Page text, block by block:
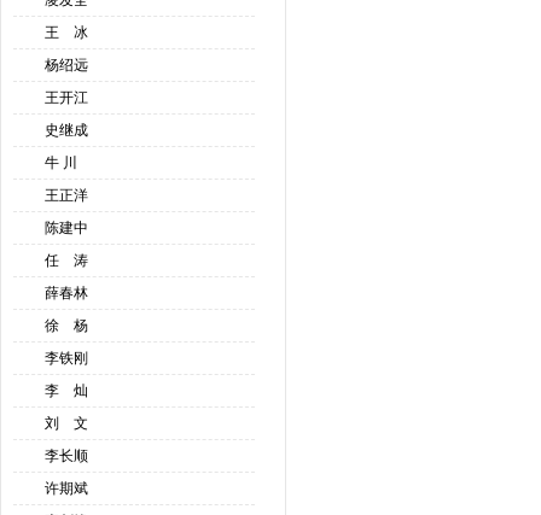
王 冰
杨绍远
王开江
史继成
牛 川
王正洋
陈建中
任 涛
薛春林
徐 杨
李铁刚
李 灿
刘 文
李长顺
许期斌